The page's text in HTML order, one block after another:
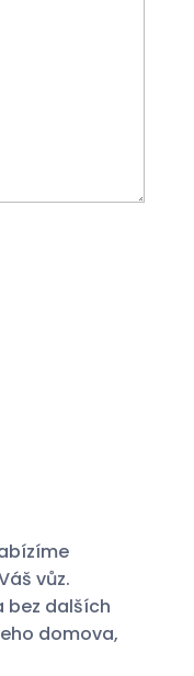
vůz.
bez dalších
domova,